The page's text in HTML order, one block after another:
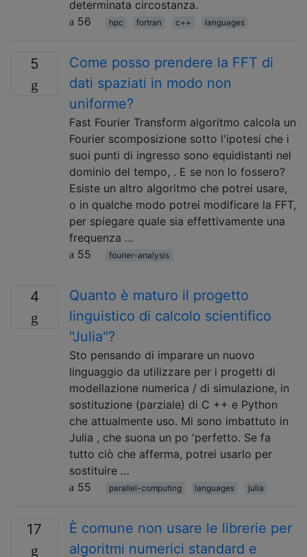
determinata circostanza.
56
hpc fortran c++ languages
5
Come posso prendere la FFT di
dati spaziati in modo non
uniforme?
Fast Fourier Transform algoritmo calcola un
Fourier scomposizione sotto l'ipotesi che i
suoi punti di ingresso sono equidistanti nel
dominio del tempo, . E se non lo fossero?
Esiste un altro algoritmo che potrei usare,
o in qualche modo potrei modificare la FFT,
per spiegare quale sia effettivamente una
frequenza …
55
fourier-analysis
4
Quanto è maturo il progetto
linguistico di calcolo scientifico
"Julia"?
Sto pensando di imparare un nuovo
linguaggio da utilizzare per i progetti di
modellazione numerica / di simulazione, in
sostituzione (parziale) di C ++ e Python
che attualmente uso. Mi sono imbattuto in
Julia , che suona un po 'perfetto. Se fa
tutto ciò che afferma, potrei usarlo per
sostituire …
55
parallel-computing languages julia
17
È comune non usare le librerie per
algoritmi numerici standard e